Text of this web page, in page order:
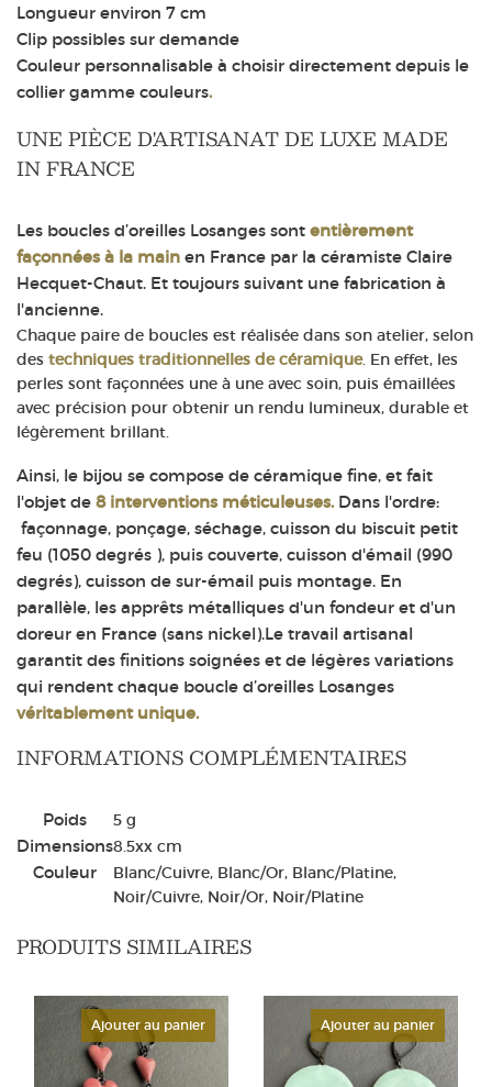
Longueur environ 7 cm
Clip possibles sur demande
Couleur personnalisable à choisir directement depuis le
collier gamme couleurs.
UNE PIÈCE D'ARTISANAT DE LUXE MADE
IN FRANCE
Les boucles d’oreilles Losanges sont entièrement
façonnées à la main en France par la céramiste Claire
Hecquet-Chaut. Et toujours suivant une fabrication à
l'ancienne.
Chaque paire de boucles est réalisée dans son atelier, selon
des techniques traditionnelles de céramique. En effet, les
perles sont façonnées une à une avec soin, puis émaillées
avec précision pour obtenir un rendu lumineux, durable et
légèrement brillant.
Ainsi, le bijou se compose de céramique fine, et fait
l'objet de 8 interventions méticuleuses. Dans l'ordre:
façonnage, ponçage, séchage, cuisson du biscuit petit
feu (1050 degrés ), puis couverte, cuisson d'émail (990
degrés), cuisson de sur-émail puis montage. En
parallèle, les apprêts métalliques d'un fondeur et d'un
doreur en France (sans nickel).Le travail artisanal
garantit des finitions soignées et de légères variations
qui rendent chaque boucle d’oreilles Losanges
véritablement unique.
INFORMATIONS COMPLÉMENTAIRES
Poids 5 g
Dimensions8.5xx cm
Couleur
Blanc/Cuivre, Blanc/Or, Blanc/Platine,
Noir/Cuivre, Noir/Or, Noir/Platine
PRODUITS SIMILAIRES
Ajouter au panier Ajouter au panier